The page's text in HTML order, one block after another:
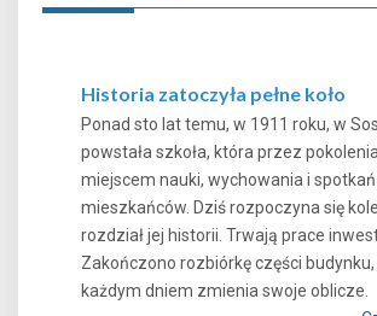
Historia zatoczyła pełne koło
Ponad sto lat temu, w 1911 roku, w
powstała szkoła, która przez
miejscem nauki, wychowania i spotkań
mieszkańców. Dziś rozpoczyna się
rozdział jej historii. Trwają prace
Zakończono rozbiórkę części budynku,
każdym dniem zmienia swoje